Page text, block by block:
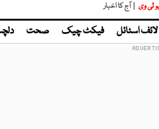
ٹی وی | آج کا اخبار
لائف اسٹائل فیکٹ چیک صحت